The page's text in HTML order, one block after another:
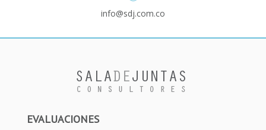
info@sdj.com.co
EVALUACIONES